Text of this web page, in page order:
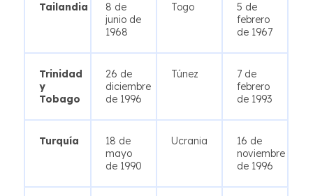
Tailandia
8 de
junio de
1968
Togo
5 de
febrero
de 1967
Trinidad
y
Tobago
26 de
diciembre
de 1996
Túnez
7 de
febrero
de 1993
Turquía
18 de
mayo
de 1990
Ucrania
16 de
noviembre
de 1996